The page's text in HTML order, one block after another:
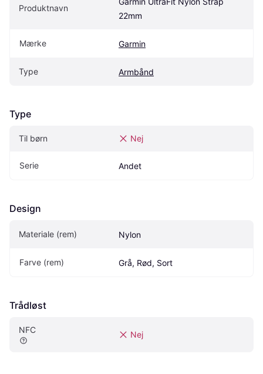
Produktnavn
22mm
Mærke Garmin
Type Armbånd
Type
Til børn Nej
Serie Andet
Design
Materiale (rem) Nylon
Farve (rem) Grå, Rød, Sort
Trådløst
NFC Nej